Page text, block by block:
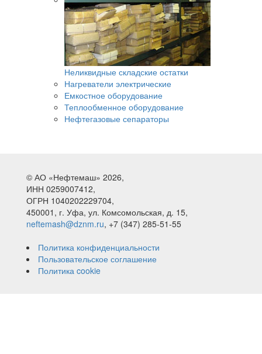
Неликвидные складские остатки
Нагреватели электрические
Емкостное оборудование
Теплообменное оборудование
Нефтегазовые сепараторы
© АО «Нефтемаш» 2026,
ИНН 0259007412,
ОГРН 1040202229704,
450001, г. Уфа, ул. Комсомольская, д. 15,
neftemash@dznm.ru, +7 (347) 285-51-55
Политика конфиденциальности
Пользовательское соглашение
Политика cookie